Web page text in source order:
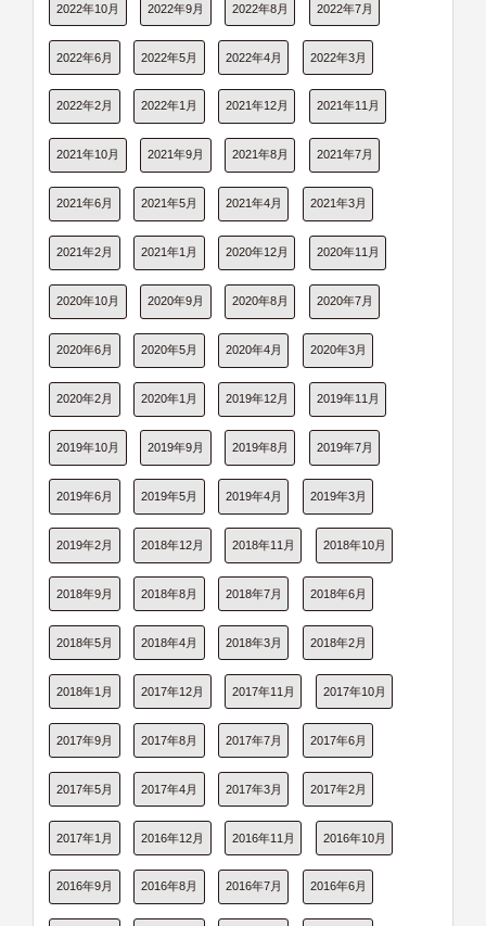
2022年10月 2022年9月 2022年8月 2022年7月
2022年6月 2022年5月 2022年4月 2022年3月
2022年2月 2022年1月 2021年12月 2021年11月
2021年10月 2021年9月 2021年8月 2021年7月
2021年6月 2021年5月 2021年4月 2021年3月
2021年2月 2021年1月 2020年12月 2020年11月
2020年10月 2020年9月 2020年8月 2020年7月
2020年6月 2020年5月 2020年4月 2020年3月
2020年2月 2020年1月 2019年12月 2019年11月
2019年10月 2019年9月 2019年8月 2019年7月
2019年6月 2019年5月 2019年4月 2019年3月
2019年2月 2018年12月 2018年11月 2018年10月
2018年9月 2018年8月 2018年7月 2018年6月
2018年5月 2018年4月 2018年3月 2018年2月
2018年1月 2017年12月 2017年11月 2017年10月
2017年9月 2017年8月 2017年7月 2017年6月
2017年5月 2017年4月 2017年3月 2017年2月
2017年1月 2016年12月 2016年11月 2016年10月
2016年9月 2016年8月 2016年7月 2016年6月